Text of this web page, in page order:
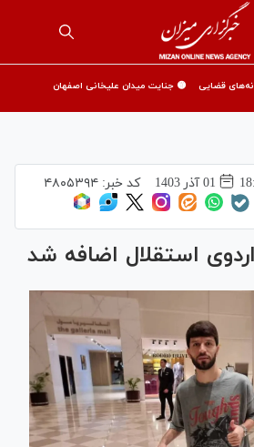
قضایی 🟡 جنایت میدان علیخانی اصفهان
01 آذر 1403 کد خبر:۴۸۰۵۳۹۴
استقلال اضافه شد